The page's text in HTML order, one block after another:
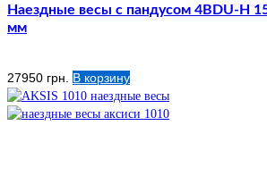
Наездные весы с пандусом 4BDU-Н
мм
27950 грн. В корзину